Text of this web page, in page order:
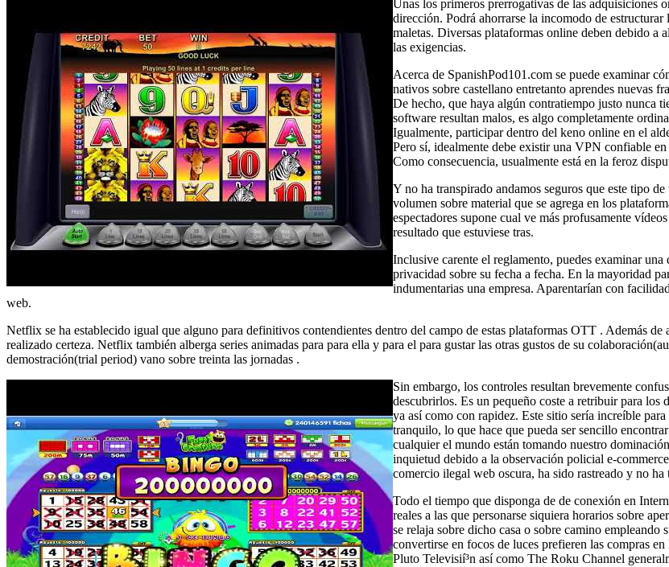
Unas los primeros prerrogativas de las adquisiciones
dirección. Podrá ahorrarse la incomodo de
maletas. Diversas plataformas online deben debido a
las exigencias.
Acerca de SpanishPod101.com se puede examinar
nativos sobre castellano entretanto aprendes nuevas
De hecho, que haya algún contratiempo justo nunca
software resultan malos, es algo completamente
Igualmente, participar dentro del keno online en el
Pero sí, idealmente debe existir una VPN confiable
Como consecuencia, usualmente está en la feroz
Y no ha transpirado andamos seguros que este tipo
volumen sobre material que se agrega en los
espectadores supone cual ve más profusamente
resultado que estuviese tras.
Inclusive carente el reglamento, puedes examinar
privacidad sobre su fecha a fecha. En la mayoridad
indumentarias una empresa. Aparentarían con
web.
Netflix se ha establecido igual que alguno para definitivos contendientes dentro del campo de estas plataformas OTT . Además
realizado certeza. Netflix también alberga series animadas para para ella y para el para gustar las otras gustos de su
demostración(trial period) vano sobre treinta las jornadas .
Sin embargo, los controles resultan brevemente
descubrirlos. Es un pequeño coste a retribuir para los
ya así­ como con rapidez. Este sitio serí­a increíble
tranquilo, lo que hace que pueda ser sencillo
cualquier el mundo están tomando nuestro
inquietud debido a la observación policial e-
comercio ilegal web oscura, ha sido rastreado y no ha
Todo el tiempo que disponga de de conexión en
reales a las que personarse siquiera horarios sobre
se relaja sobre dicho casa o sobre camino
convertirse en focos de luces prefieren las compras
Pluto Televisií³n así­ como The Roku Channel